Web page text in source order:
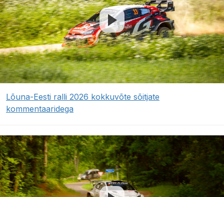
Lõuna-Eesti ralli 2026 kokkuvõte sõitjate
kommentaaridega